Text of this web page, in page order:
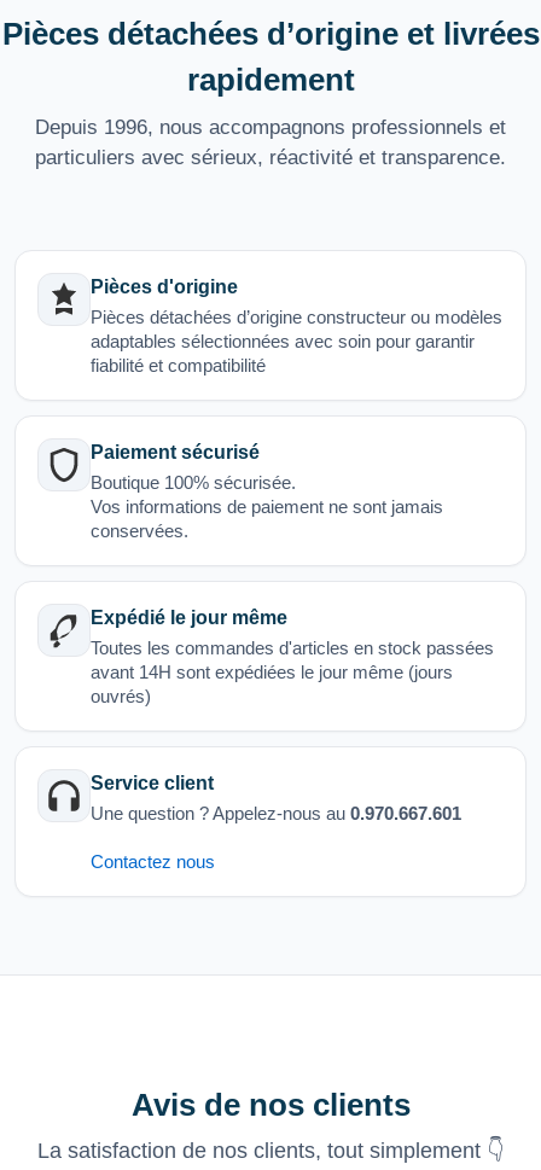
Pièces détachées d’origine et livrées
rapidement
Depuis 1996, nous accompagnons professionnels et
particuliers avec sérieux, réactivité et transparence.
Pièces d'origine
Pièces détachées d’origine constructeur ou modèles
adaptables sélectionnées avec soin pour garantir
fiabilité et compatibilité
Paiement sécurisé
Boutique 100% sécurisée.
Vos informations de paiement ne sont jamais
conservées.
Expédié le jour même
Toutes les commandes d'articles en stock passées
avant 14H sont expédiées le jour même (jours
ouvrés)
Service client
Une question ? Appelez-nous au 0.970.667.601
Contactez nous
Avis de nos clients
La satisfaction de nos clients, tout simplement 👇